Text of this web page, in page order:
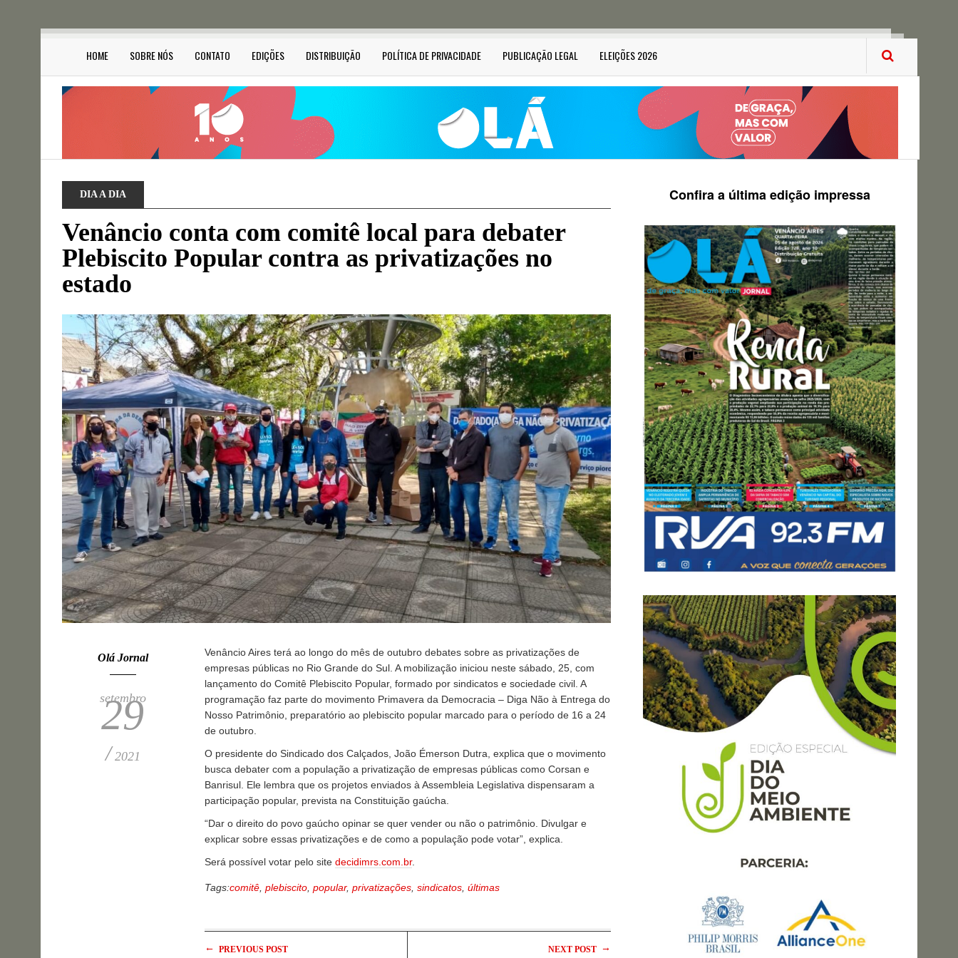
HOME SOBRE NÓS CONTATO EDIÇÕES DISTRIBUIÇÃO POLÍTICA DE PRIVACIDADE PUBLICAÇÃO LEGAL ELEIÇÕES 2026
DIA A DIA
Venâncio conta com comitê local para debater
Plebiscito Popular contra as privatizações no
estado
Olá Jornal
setembro
29
/ 2021
Venâncio Aires terá ao longo do mês de outubro debates sobre as privatizações de
empresas públicas no Rio Grande do Sul. A mobilização iniciou neste sábado, 25, com
lançamento do Comitê Plebiscito Popular, formado por sindicatos e sociedade civil. A
programação faz parte do movimento Primavera da Democracia – Diga Não à Entrega do
Nosso Patrimônio, preparatório ao plebiscito popular marcado para o período de 16 a 24
de outubro.
O presidente do Sindicado dos Calçados, João Émerson Dutra, explica que o movimento
busca debater com a população a privatização de empresas públicas como Corsan e
Banrisul. Ele lembra que os projetos enviados à Assembleia Legislativa dispensaram a
participação popular, prevista na Constituição gaúcha.
“Dar o direito do povo gaúcho opinar se quer vender ou não o patrimônio. Divulgar e
explicar sobre essas privatizações e de como a população pode votar”, explica.
Será possível votar pelo site decidimrs.com.br.
Tags:comitê plebiscito popular, privatizações sindicatos últimas
← PREVIOUS POST NEXT POST →
Confira a última edição impressa